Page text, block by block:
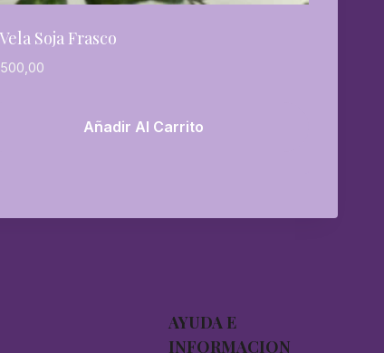
Soja Frasco
Añadir Al Carrito
AYUDA E
INFORMACION